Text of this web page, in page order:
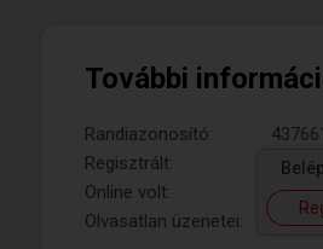
További
Randiazonosító:
Regisztrált:
Online volt:
Olvasatlan üzenetei: